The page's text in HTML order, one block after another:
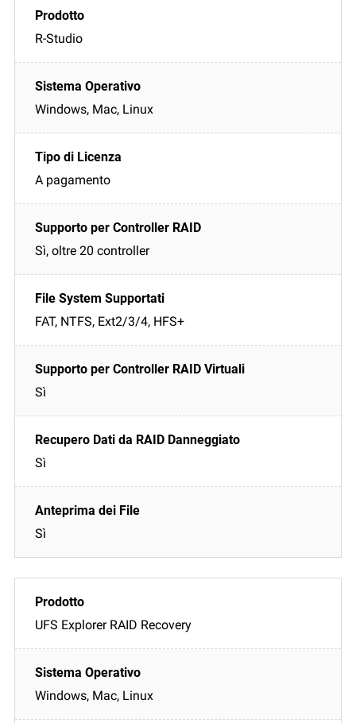
R-Studio
Windows, Mac, Linux
A pagamento
Sì, oltre 20 controller
FAT, NTFS, Ext2/3/4, HFS+
Sì
Sì
Sì
UFS Explorer RAID Recovery
Windows, Mac, Linux